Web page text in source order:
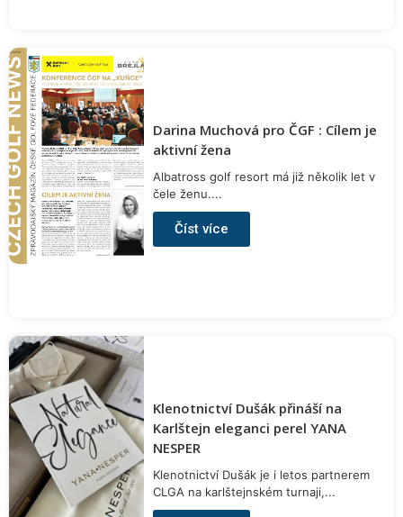
Darina Muchová pro ČGF : Cílem je
aktivní žena
Albatross golf resort má již několik let v
čele ženu....
Číst více
Klenotnictví Dušák přináší na
Karlštejn eleganci perel YANA
NESPER
Klenotnictví Dušák je i letos partnerem
CLGA na karlštejnském turnaji,...